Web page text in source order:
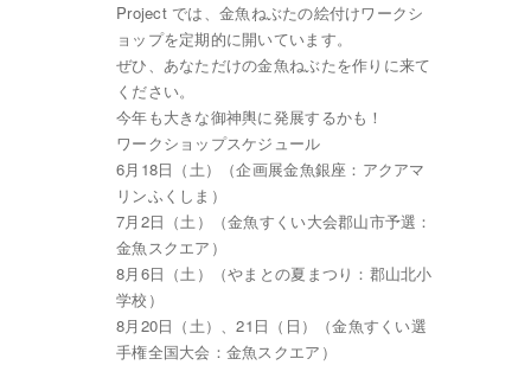
Project では、金魚ねぶたの絵付けワークシ
ョップを定期的に開いています。
ぜひ、あなただけの金魚ねぶたを作りに来て
ください。
今年も大きな御神輿に発展するかも！
ワークショップスケジュール
6月18日（土）（企画展金魚銀座：アクアマ
リンふくしま）
7月2日（土）（金魚すくい大会郡山市予選：
金魚スクエア）
8月6日（土）（やまとの夏まつり：郡山北小
学校）
8月20日（土）、21日（日）（金魚すくい選
手権全国大会：金魚スクエア）